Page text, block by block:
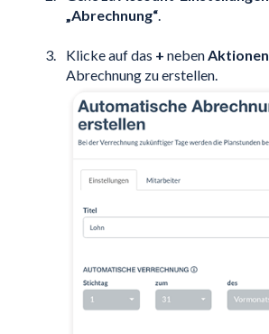
„Abrechnung“
Klicke auf das + nebenAktionen
Abrechnung zu erstellen.